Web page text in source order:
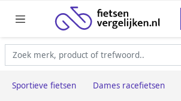
Sportieve fietsen Dames racefietsen